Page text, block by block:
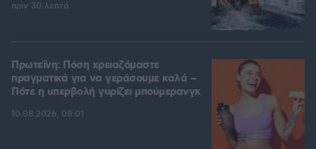
πριν 30 λεπτά
Πρωτεΐνη: Πόση χρειαζόμαστε
πραγματικά για να γεράσουμε καλά –
Πότε η υπερβολή γυρίζει μπούμερανγκ
10.08.2026, 08:01